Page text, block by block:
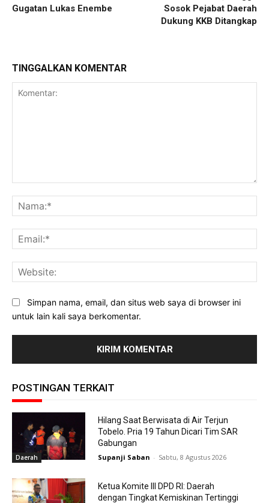
Gugatan Lukas Enembe
Sosok Pejabat Daerah
Dukung KKB Ditangkap
TINGGALKAN KOMENTAR
Simpan nama, email, dan situs web saya di browser ini
untuk lain kali saya berkomentar.
POSTINGAN TERKAIT
Daerah
Hilang Saat Berwisata di Air Terjun
Tobelo. Pria 19 Tahun Dicari Tim SAR
Gabungan
Supanji Saban - Sabtu, 8 Agustus 2026
Ketua Komite III DPD RI: Daerah
dengan Tingkat Kemiskinan Tertinggi